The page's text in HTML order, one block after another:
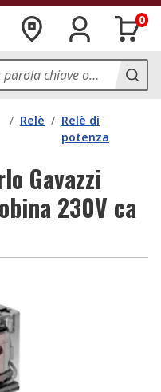
0
/ Relè / Relè di
potenza
Gavazzi
230V ca